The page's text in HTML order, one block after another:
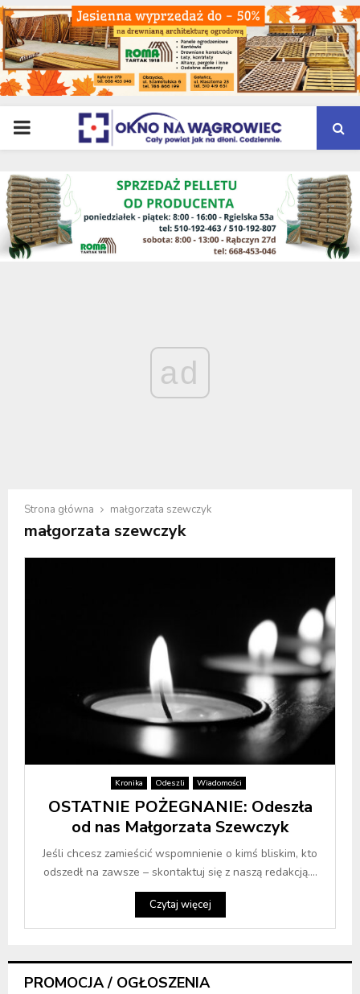
PRIMARY
MENU
ad
Strona główna małgorzata szewczyk
małgorzata szewczyk
Kronika Odeszli Wiadomości
OSTATNIE POŻEGNANIE: Odeszła
od nas Małgorzata Szewczyk
Jeśli chcesz zamieścić wspomnienie o kimś bliskim, kto
odszedł na zawsze – skontaktuj się z naszą redakcją....
Czytaj więcej
PROMOCJA / OGŁOSZENIA